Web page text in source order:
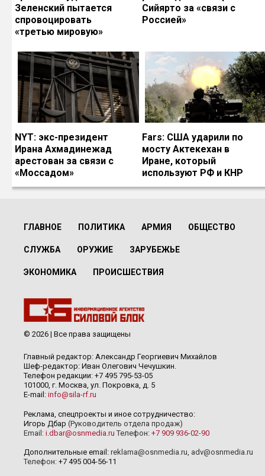
Зеленский пытается
спровоцировать
«третью мировую»
Сийярто за «связи с
Россией»
NYT: экс-президент
Ирана Ахмадинежад
арестован за связи с
«Моссадом»
Fars: США ударили по
мосту Актекехан в
Иране, который
используют РФ и КНР
ГЛАВНОЕ ПОЛИТИКА АРМИЯ ОБЩЕСТВО
СЛУЖБА ОРУЖИЕ ЗАРУБЕЖЬЕ
ЭКОНОМИКА ПРОИСШЕСТВИЯ
© 2026 | Все права защищены
Главный редактор: Александр Георгиевич Михайлов
Шеф-редактор: Иван Олегович Чечушкин.
Телефон редакции: +7 495 795-53-05
101000, г. Москва, ул. Покровка, д. 5
E-mail: info@sila-rf.ru
Реклама, спецпроекты и иное сотрудничество:
Игорь Дбар (Руководитель отдела продаж)
Email: i.dbar@osnmedia.ru Телефон: +7 909 936-02-90
Дополнительные email: reklama@osnmedia.ru, adv@osnmedia.ru
Телефон: +7 495 004-56-11